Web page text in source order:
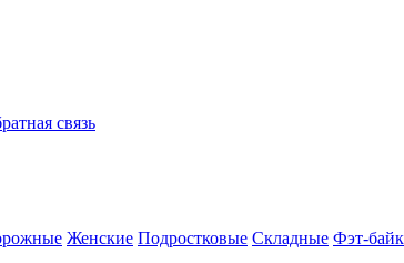
связь
Женские Подростковые Складные Фэт-